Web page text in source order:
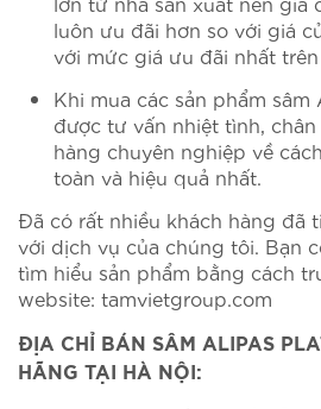
luôn ưu đãi hơn so với giá
với mức giá ưu đãi nhất
Khi mua các sản phẩm
được tư vấn nhiệt tình,
hàng chuyên nghiệp về
toàn và hiệu quả nhất.
Đã có rất nhiều khách hàng đã
với dịch vụ của chúng tôi. Bạn
tìm hiểu sản phẩm bằng cách
website: tamvietgroup.com
ĐỊA CHỈ BÁN SÂM ALIPAS
HÃNG TẠI HÀ NỘI: